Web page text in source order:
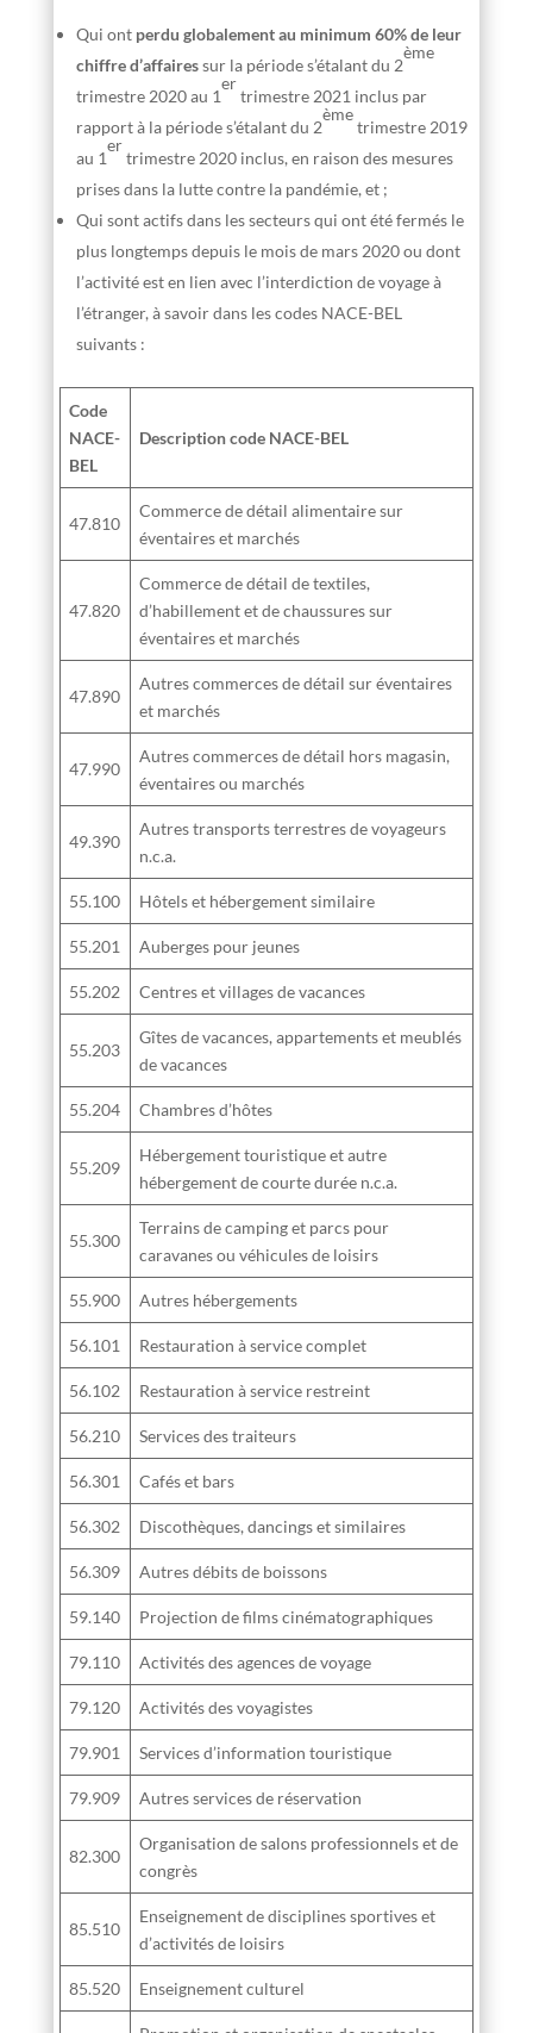
Qui ont perdu globalement au minimum 60% de leur
chiffre d’affairessur la période s’étalant du 2
ème
trimestre 2020 au 1
er
trimestre 2021 inclus par
rapport à la période s’étalant du 2
ème
trimestre 2019
au 1
er
trimestre 2020 inclus, en raison des mesures
prises dans la lutte contre la pandémie, et ;
Qui sont actifs dans les secteurs qui ont été fermés le
plus longtemps depuis le mois de mars 2020 ou dont
l’activité est en lien avec l’interdiction de voyage à
l’étranger, à savoir dans les codes NACE-BEL
suivants :
Code
NACE-
BEL
Description code NACE-BEL
47.810
Commerce de détail alimentaire sur
éventaires et marchés
47.820
Commerce de détail de textiles,
d’habillement et de chaussures sur
éventaires et marchés
47.890
Autres commerces de détail sur éventaires
et marchés
47.990
Autres commerces de détail hors magasin,
éventaires ou marchés
49.390
Autres transports terrestres de voyageurs
n.c.a.
55.100 Hôtels et hébergement similaire
55.201 Auberges pour jeunes
55.202 Centres et villages de vacances
55.203
Gîtes de vacances, appartements et meublés
de vacances
55.204 Chambres d’hôtes
55.209
Hébergement touristique et autre
hébergement de courte durée n.c.a.
55.300
Terrains de camping et parcs pour
caravanes ou véhicules de loisirs
55.900 Autres hébergements
56.101 Restauration à service complet
56.102 Restauration à service restreint
56.210 Services des traiteurs
56.301 Cafés et bars
56.302 Discothèques, dancings et similaires
56.309 Autres débits de boissons
59.140 Projection de films cinématographiques
79.110 Activités des agences de voyage
79.120 Activités des voyagistes
79.901 Services d’information touristique
79.909 Autres services de réservation
82.300
Organisation de salons professionnels et de
congrès
85.510
Enseignement de disciplines sportives et
d’activités de loisirs
85.520 Enseignement culturel